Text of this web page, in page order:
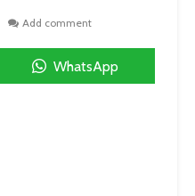
Add comment
WhatsApp